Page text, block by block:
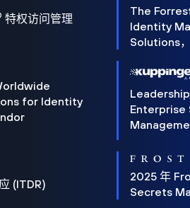
特权访问管理
The
Identity
Solutions
for Identity
Enterprise
(ITDR)
2025 年
Secrets